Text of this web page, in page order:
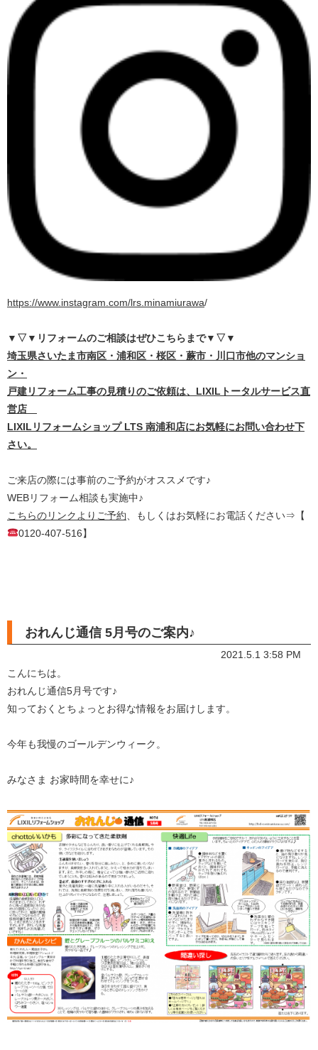
https://www.instagram.com/lrs.minamiurawa/
▼▽▼リフォームのご相談はぜひこちらまで▼▽▼
埼玉県さいたま市南区・浦和区・桜区・蕨市・川口市他のマンショ
ン・
戸建リフォーム工事の見積りのご依頼は、LIXILトータルサービス直
営店
LIXILリフォームショップ LTS 南浦和店にお気軽にお問い合わせ下
さい。
ご来店の際には事前のご予約がオススメです♪
WEBリフォーム相談も実施中♪
こちらのリンクよりご予約 、もしくはお気軽にお電話ください⇒【
0120-407-516】
おれんじ通信 5月号のご案内♪
2021.5.1 3:58 PM
こんにちは。
おれんじ通信5月号です♪
知っておくとちょっとお得な情報をお届けします。
今年も我慢のゴールデンウィーク。
みなさま お家時間を幸せに♪